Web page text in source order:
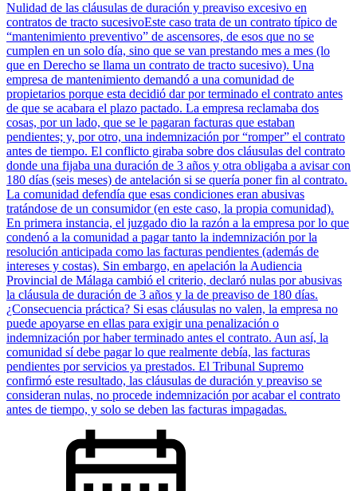
Nulidad de las cláusulas de duración y preaviso excesivo en
contratos de tracto sucesivoEste caso trata de un contrato típico de
“mantenimiento preventivo” de ascensores, de esos que no se
cumplen en un solo día, sino que se van prestando mes a mes (lo
que en Derecho se llama un contrato de tracto sucesivo). Una
empresa de mantenimiento demandó a una comunidad de
propietarios porque esta decidió dar por terminado el contrato antes
de que se acabara el plazo pactado. La empresa reclamaba dos
cosas, por un lado, que se le pagaran facturas que estaban
pendientes; y, por otro, una indemnización por “romper” el contrato
antes de tiempo. El conflicto giraba sobre dos cláusulas del contrato
donde una fijaba una duración de 3 años y otra obligaba a avisar con
180 días (seis meses) de antelación si se quería poner fin al contrato.
La comunidad defendía que esas condiciones eran abusivas
tratándose de un consumidor (en este caso, la propia comunidad).
En primera instancia, el juzgado dio la razón a la empresa por lo que
condenó a la comunidad a pagar tanto la indemnización por la
resolución anticipada como las facturas pendientes (además de
intereses y costas). Sin embargo, en apelación la Audiencia
Provincial de Málaga cambió el criterio, declaró nulas por abusivas
la cláusula de duración de 3 años y la de preaviso de 180 días.
¿Consecuencia práctica? Si esas cláusulas no valen, la empresa no
puede apoyarse en ellas para exigir una penalización o
indemnización por haber terminado antes el contrato. Aun así, la
comunidad sí debe pagar lo que realmente debía, las facturas
pendientes por servicios ya prestados. El Tribunal Supremo
confirmó este resultado, las cláusulas de duración y preaviso se
consideran nulas, no procede indemnización por acabar el contrato
antes de tiempo, y solo se deben las facturas impagadas.